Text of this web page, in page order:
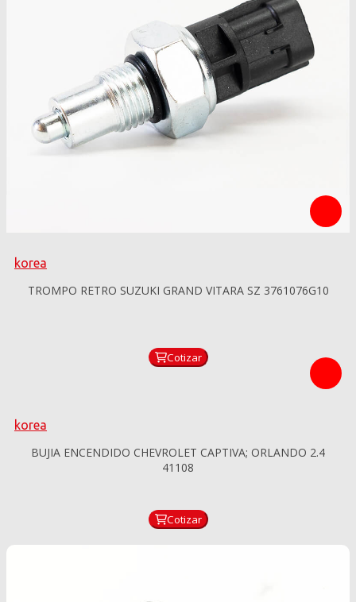
korea
TROMPO RETRO SUZUKI GRAND VITARA SZ 3761076G10
Cotizar
BUJIA ENCENDIDO CHEVROLET CAPTIVA; ORLANDO 2.4
Cotizar